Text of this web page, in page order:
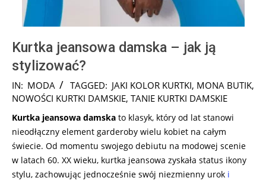
Kurtka jeansowa damska – jak ją
stylizować?
2024-
08-
IN: MODA TAGGED: JAKI KOLOR KURTKI, MONA BUTIK,
NOWOŚCI KURTKI DAMSKIE, TANIE KURTKI DAMSKIE
Kurtka jeansowa damska to klasyk, który od lat stanowi
nieodłączny element garderoby wielu kobiet na całym
świecie. Od momentu swojego debiutu na modowej scenie
w latach 60. XX wieku, kurtka jeansowa zyskała status ikony
stylu, zachowując jednocześnie swój niezmienny urok i